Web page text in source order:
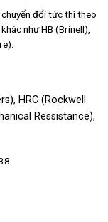
đổi tức thì theo
như HB (Brinell),
HRC (Rockwell
Ressistance),